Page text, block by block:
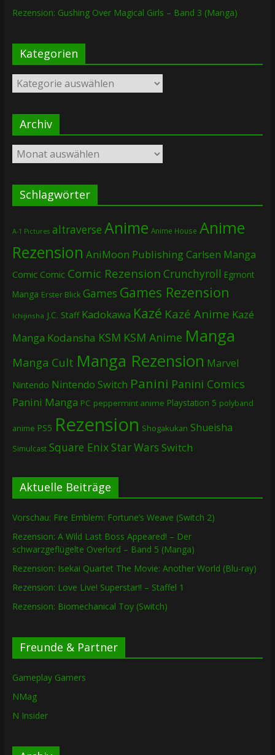
Rezension: Gushing Over Magical Girls – Band 3 (Manga)
Kategorien
Kategorien
Archiv
Archiv
Schlagwörter
A-1 Pictures altraverse Anime Anime House Anime
Rezension AniMoon PublishingCarlsen Manga
Comic Comic Comic Rezension Crunchyroll Egmont
Manga Erster Blick Games Games Rezension
Ichijinsha J.C. Staff Kadokawa Kazé Kazé Anime Kazé
Manga Kodansha KSM KSM Anime Manga
Manga Cult Manga Rezension Marvel
Nintendo Nintendo Switch Panini Panini Comics
Panini Manga PC peppermint anime Playstation 5 polyband
anime PS5 Rezension Shogakukan Shueisha
Simulcast Square EnixStar Wars Switch
Aktuelle Beiträge
Vorschau: Fire Emblem: Fortune’s Weave (Switch 2)
Rezension: A Wild Last Boss Appeared! – Der
schwarzgeflügelte Overlord – Band 5 (Manga)
Rezension: Isekai Quartet The Movie: Another World (Blu-ray)
Rezension: Love Live! Superstar!! – Staffel 1
Rezension: Biomechanical Toy (Switch)
Freunde & Partner
Gameplay Gamers
NMag
N Insider